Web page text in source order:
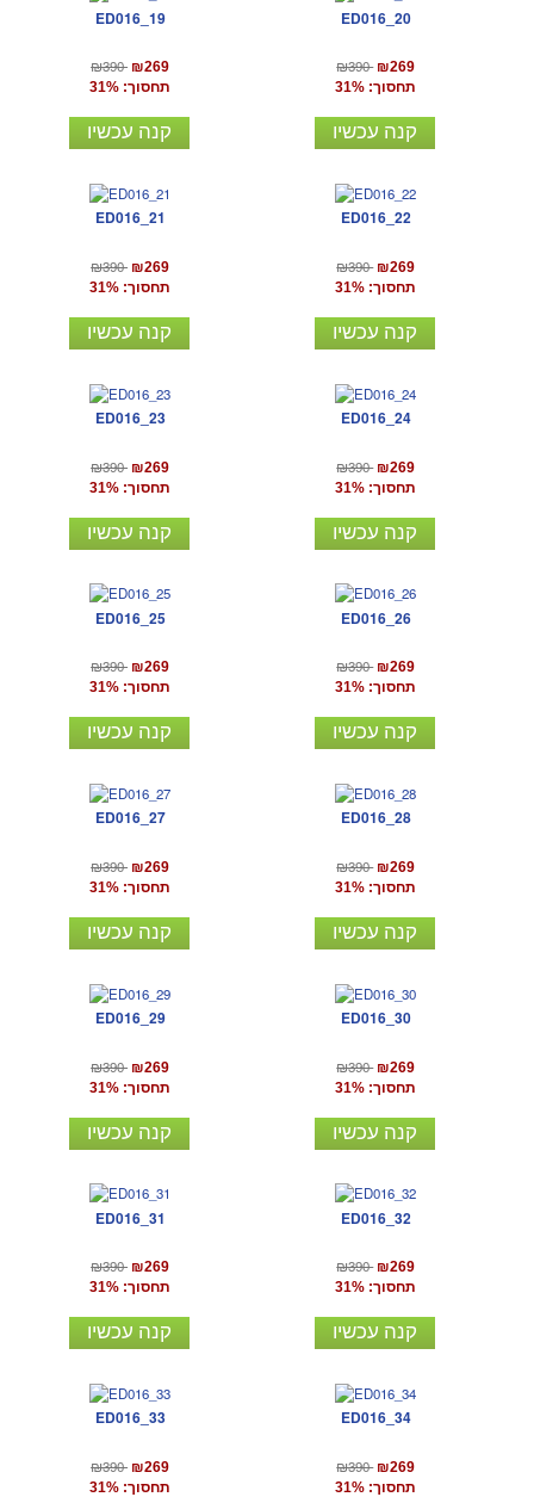
ED016_19
₪390 ₪269
תחסוך: 31%
קנה עכשיו
ED016_20
₪390 ₪269
תחסוך: 31%
קנה עכשיו
ED016_21
₪390 ₪269
תחסוך: 31%
קנה עכשיו
ED016_22
₪390 ₪269
תחסוך: 31%
קנה עכשיו
ED016_23
₪390 ₪269
תחסוך: 31%
קנה עכשיו
ED016_24
₪390 ₪269
תחסוך: 31%
קנה עכשיו
ED016_25
₪390 ₪269
תחסוך: 31%
קנה עכשיו
ED016_26
₪390 ₪269
תחסוך: 31%
קנה עכשיו
ED016_27
₪390 ₪269
תחסוך: 31%
קנה עכשיו
ED016_28
₪390 ₪269
תחסוך: 31%
קנה עכשיו
ED016_29
₪390 ₪269
תחסוך: 31%
קנה עכשיו
ED016_30
₪390 ₪269
תחסוך: 31%
קנה עכשיו
ED016_31
₪390 ₪269
תחסוך: 31%
קנה עכשיו
ED016_32
₪390 ₪269
תחסוך: 31%
קנה עכשיו
ED016_33
₪390 ₪269
תחסוך: 31%
ED016_34
₪390 ₪269
תחסוך: 31%